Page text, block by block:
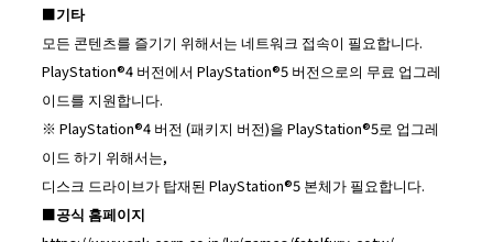
■기타
모든 콘텐츠를 즐기기 위해서는 네트워크 접속이 필요합니다.
PlayStation®4 버전에서 PlayStation®5 버전으로의 무료 업그레
이드를 지원합니다.
※ PlayStation®4 버전 (패키지 버전)을 PlayStation®5로 업그레
이드 하기 위해서는,
디스크 드라이브가 탑재된 PlayStation®5 본체가 필요합니다.
■공식 홈페이지